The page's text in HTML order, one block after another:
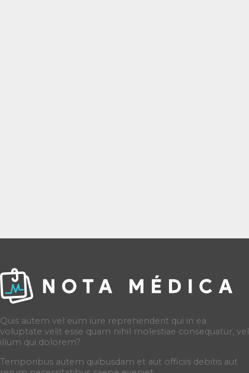
Quis autem vel eum iure reprehenderit qui in ea
voluptate velit esse quam nihil molestiae consequatur, vel
illum qui dolorem?
Temporibus autem quibusdam et aut officiis debitis aut